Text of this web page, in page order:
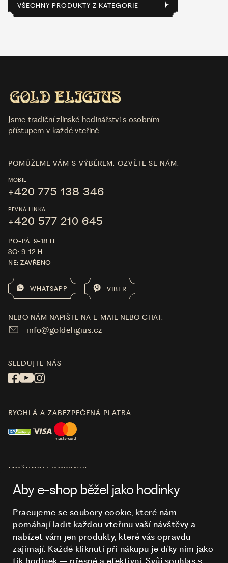
VŠECHNY PRODUKTY Z KATEGORIE
Jsme tradiční zlínské hodinářství s osobním
přístupem v každé vteřině.
O NÁKUPU
POMŮŽEME VÁM S VÝBĚREM. OZVĚTE SE NÁM.
MOBIL
+420 775 138 346
PEVNÁ LINKA
+420 577 210 645
PO-PÁ: 9-18 H
SO: 9-12 H
NE: ZAVŘENO
WHATSAPP VIBER
NEBO NÁM NAPIŠTE NA E-MAIL NEBO CHAT.
info@goldeligius.cz
SLEDUJTE NÁS
RYCHLÁ A ZABEZPEČENÁ PLATBA
MOŽNOSTI DOPRAVY
Aby e-shop běžel jako hodinky
Pracujeme se soubory cookie, které nám
pomáhají ladit každou vteřinu vaší návštěvy a
nabízet vám jen produkty, které vás opravdu
zajímají. Každé kliknutí při nákupu je díky nim jako
tik hodinek – přesné a efektivní. Svůj souhlas s